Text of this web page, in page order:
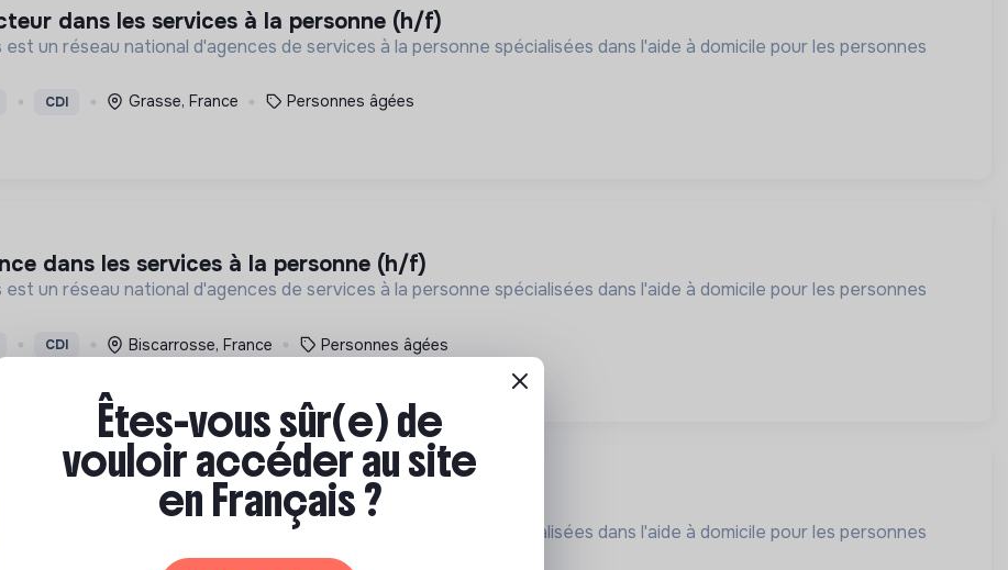
dans les services à la personne (h/f)
un réseau national d'agences de services à la personne spécialisées dans l'aide à domicile pour les personnes
CDI Grasse, France Personnes âgées
dans les services à la personne (h/f)
un réseau national d'agences de services à la personne spécialisées dans l'aide à domicile pour les personnes
CDI Biscarrosse, France Personnes âgées
dans les services à la personne (h/f)
un réseau national d'agences de services à la personne spécialisées dans l'aide à domicile pour les personnes
Êtes-vous sûr(e) de
vouloir accéder au site
en Français ?